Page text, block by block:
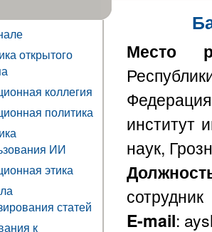
открытого
коллегия
политика
ИИ
этика
статей
к
Место
институт
наук,
сотрудник
E-mail: